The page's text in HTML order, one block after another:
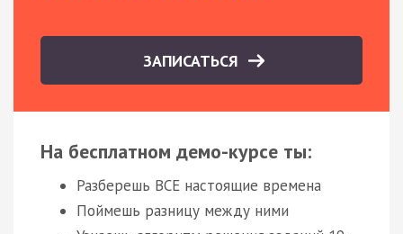
ЗАПИСАТЬСЯ
На бесплатном демо-курсе ты:
Разберешь ВСЕ настоящие времена
Поймешь разницу между ними